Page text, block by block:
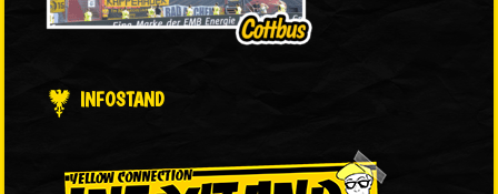
INFOSTAND